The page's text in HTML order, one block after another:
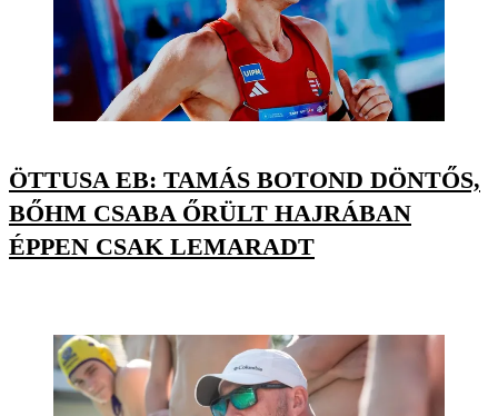
ÖTTUSA EB: TAMÁS BOTOND DÖNTŐS,
BŐHM CSABA ŐRÜLT HAJRÁBAN
ÉPPEN CSAK LEMARADT